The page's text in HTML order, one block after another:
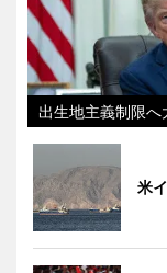
出生地主義制限へ
米